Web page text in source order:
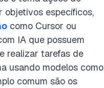
objetivos específicos,
como Cursor ou
IA que possuem
realizar tarefas de
usando modelos como
comum são os